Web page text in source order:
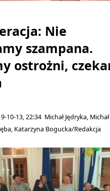
Nie
szampana.
ostrożni,
10-13, 22:34 Michał Jędryka, Michał
Katarzyna Bogucka/Redakcja